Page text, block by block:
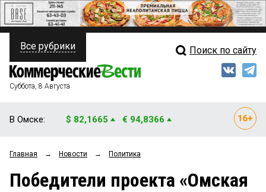
ПОЛИТИКА
ФИНАНСЫ
ОБЩЕСТВО
ЗАКОН
Свежий выпуск
Рейтинги
Все рубрики Поиск по сайту
Суббота, 8 Августа
В Омске: $ 82,1665 € 94,8366
Главная → Новости → Политика
Победители проекта «Омская